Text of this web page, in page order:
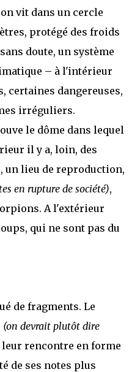
vit dans un cercle
protégé des froids
doute, un système
– à l'intérieur
certaines dangereuses,
irréguliers.
le dôme dans lequel
il y a, loin, des
un lieu de reproduction,
en rupture de société),
A l'extérieur
qui ne sont pas du
de fragments. Le
(on devrait plutôt dire
leur rencontre en forme
de ses notes plus